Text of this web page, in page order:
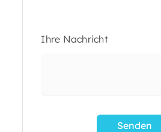
Ihre Nachricht
Senden